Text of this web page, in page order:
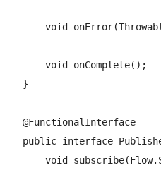
void
        void onComplete();
    }
    @FunctionalInterface
public interface
void